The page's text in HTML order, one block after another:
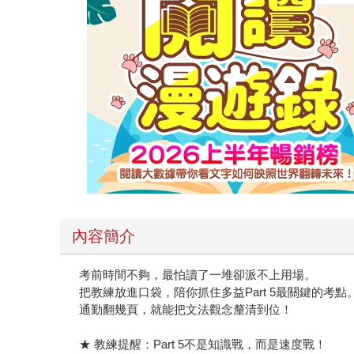
內容簡介
考前時間不夠，最怕讀了一堆卻派不上用場。
把教練放進口袋，陪你抓住多益Part 5最關鍵的考點
通勤翻幾頁，就能把文法觀念釐清到位！
★ 教練提醒：Part 5不是知識戰，而是速度戰！